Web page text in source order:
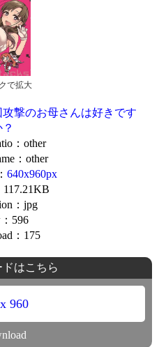
で拡大
撃のお母さんは好きです
：other
：other
640x960px
117.21KB
：jpg
596
：175
はこちら
960